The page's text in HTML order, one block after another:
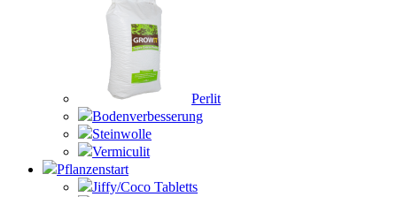
Perlit
Bodenverbesserung
Steinwolle
Vermiculit
Pflanzenstart
Jiffy/Coco Tabletts